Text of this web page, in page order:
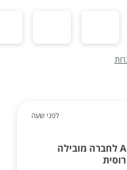
לפני שעה
דרוש /ה שרטט /ת AutoCAD לחברה מובילה